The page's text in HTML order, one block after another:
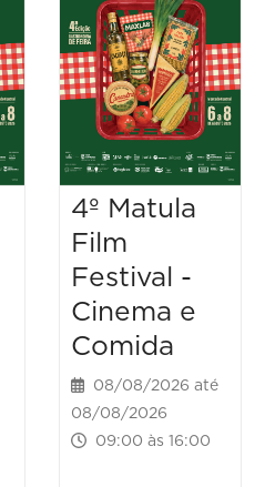
4º Matula
Film
Festival -
Cinema e
Comida
08/08/2026 até
08/08/2026
09:00 às 16:00